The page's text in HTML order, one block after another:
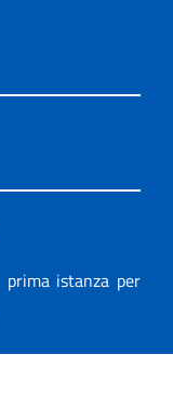
prima istanza per